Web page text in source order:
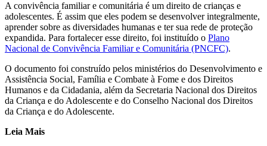
A convivência familiar e comunitária é um direito de crianças e
adolescentes. É assim que eles podem se desenvolver integralmente,
aprender sobre as diversidades humanas e ter sua rede de proteção
expandida. Para fortalecer esse direito, foi instituído o Plano
Nacional de Convivência Familiar e Comunitária (PNCFC).
O documento foi construído pelos ministérios do Desenvolvimento e
Assistência Social, Família e Combate à Fome e dos Direitos
Humanos e da Cidadania, além da Secretaria Nacional dos Direitos
da Criança e do Adolescente e do Conselho Nacional dos Direitos
da Criança e do Adolescente.
Leia Mais